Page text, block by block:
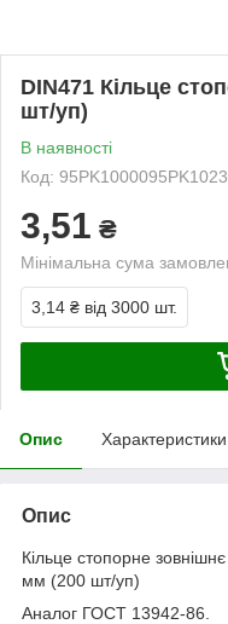
DIN471 Кільце
шт/уп)
В наявності
Код:
3,51 ₴
Мінімальна сума
3,14 ₴ від 3000 шт.
Опис Характеристики
Опис
Кільце стопорне
мм (200 шт/уп)
Аналог ГОСТ 13942-86.